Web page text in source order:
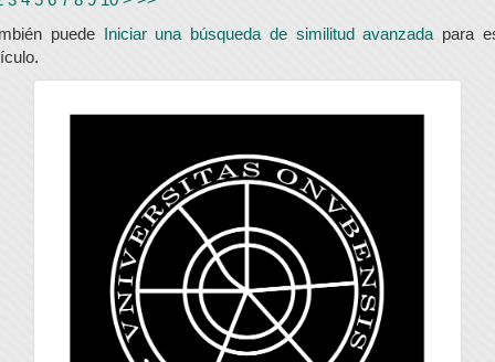
puede Iniciar una búsqueda de similitud avanzada para
universidad